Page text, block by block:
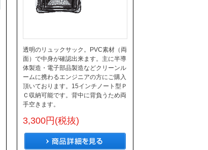
透明のリュックサック。PVC素材（両
面）で中身が確認出来ます。主に半導
体製造・電子部品製造などクリーンル
ームに携わるエンジニアの方にご購入
頂いております。15インチノート型Ｐ
Ｃ収納可能です。背中に背負うため両
手空きます。
3,300円(税抜)